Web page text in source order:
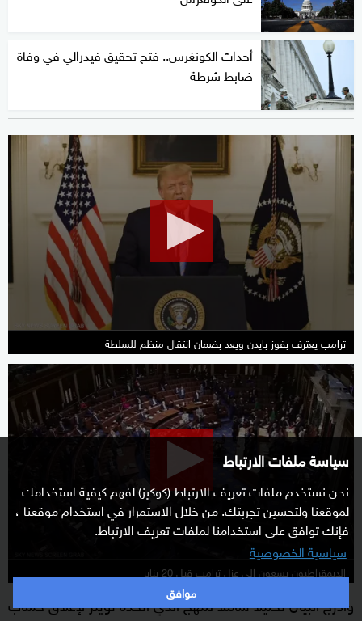
سياسة ملفات الارتباط
نحن نستخدم ملفات تعريف الارتباط (كوكيز) لفهم كيفية استخدامك
لموقعنا ولتحسين تجربتك. من خلال الاستمرار في استخدام موقعنا ،
فإنك توافق على استخدامنا لملفات تعريف الارتباط.
سياسية الخصوصية
موافق
أحداث الكونغرس.. فتح تحقيق فيدرالي في وفاة
ضابط شرطة
seconds
minutes,
seconds
ترامب يعترف بفوز بايدن ويعد بضمان انتقال منظم للسلطة
0
seconds
of
2
seconds
الديمقراطيون يسعون إلى عزل ترامب قبل 20 يناير
وأدرج البيان تحليلا شاملا للنهج الذي اتخذه تويتر لإغلاق حساب